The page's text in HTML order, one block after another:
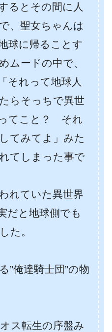
るとその間に人
、聖女ちゃんは
球に帰ることす
ムードの中で、
それって地球人
らそっちで異世
てこと？ それ
てみてよ」みた
てしまった事で
れていた異世界
だと地球側でも
た。
”俺達騎士団”の物
ス転生の序盤み